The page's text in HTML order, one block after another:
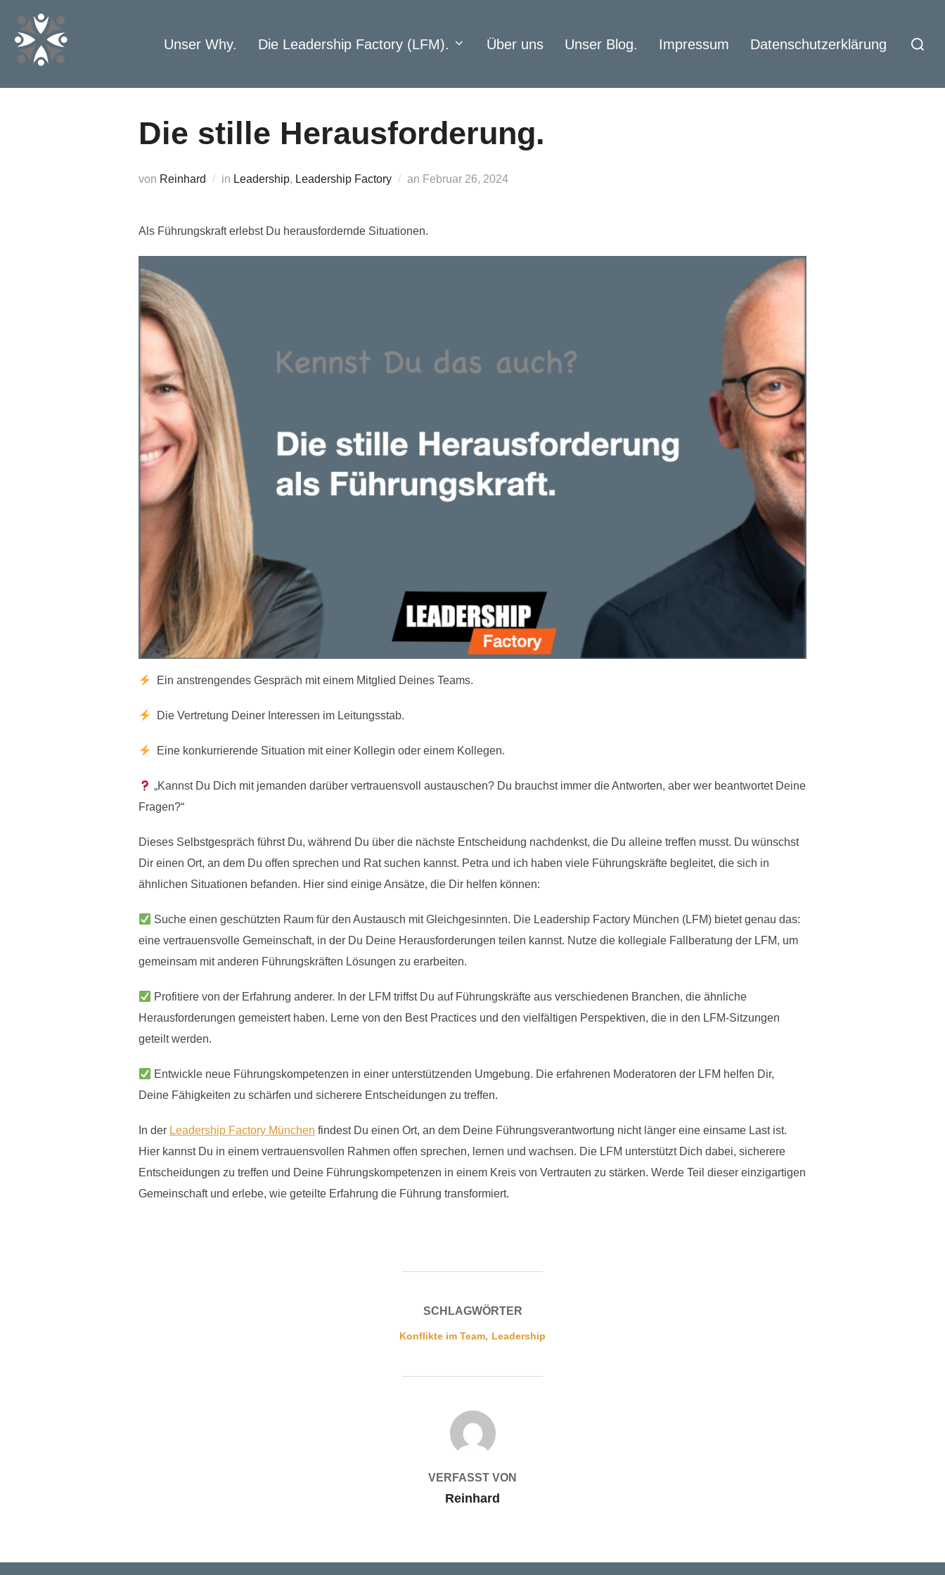
Inhalt
springen
Unser Why. Die Leadership Factory (LFM). Über uns Unser Blog. Impressum Datenschutzerklärung
Suchen
Die stille Herausforderung.
von Reinhard in Leadership, Leadership Factory an Veröffentlicht
Februar 26, 2024
Als Führungskraft erlebst Du herausfordernde Situationen.
Ein anstrengendes Gespräch mit einem Mitglied Deines Teams.
Die Vertretung Deiner Interessen im Leitungsstab.
Eine konkurrierende Situation mit einer Kollegin oder einem Kollegen.
„Kannst Du Dich mit jemanden darüber vertrauensvoll austauschen? Du brauchst immer die Antworten, aber wer beantwortet Deine
Fragen?“
Dieses Selbstgespräch führst Du, während Du über die nächste Entscheidung nachdenkst, die Du alleine treffen musst. Du wünschst
Dir einen Ort, an dem Du offen sprechen und Rat suchen kannst. Petra und ich haben viele Führungskräfte begleitet, die sich in
ähnlichen Situationen befanden. Hier sind einige Ansätze, die Dir helfen können:
Suche einen geschützten Raum für den Austausch mit Gleichgesinnten. Die Leadership Factory München (LFM) bietet genau das:
eine vertrauensvolle Gemeinschaft, in der Du Deine Herausforderungen teilen kannst. Nutze die kollegiale Fallberatung der LFM, um
gemeinsam mit anderen Führungskräften Lösungen zu erarbeiten.
Profitiere von der Erfahrung anderer. In der LFM triffst Du auf Führungskräfte aus verschiedenen Branchen, die ähnliche
Herausforderungen gemeistert haben. Lerne von den Best Practices und den vielfältigen Perspektiven, die in den LFM-Sitzungen
geteilt werden.
Entwickle neue Führungskompetenzen in einer unterstützenden Umgebung. Die erfahrenen Moderatoren der LFM helfen Dir,
Deine Fähigkeiten zu schärfen und sicherere Entscheidungen zu treffen.
In der Leadership Factory München findest Du einen Ort, an dem Deine Führungsverantwortung nicht länger eine einsame Last ist.
Hier kannst Du in einem vertrauensvollen Rahmen offen sprechen, lernen und wachsen. Die LFM unterstützt Dich dabei, sicherere
Entscheidungen zu treffen und Deine Führungskompetenzen in einem Kreis von Vertrauten zu stärken. Werde Teil dieser einzigartigen
Gemeinschaft und erlebe, wie geteilte Erfahrung die Führung transformiert.
SCHLAGWÖRTER
Konflikte im Team, Leadership
BEITRAGSAUTOR
VERFASST VON
Reinhard